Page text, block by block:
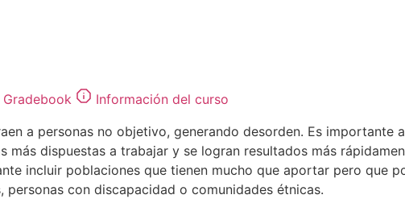
Gradebook
Información del curso
a personas no objetivo, generando desorden. Es
más dispuestas a trabajar y se logran resultados más
incluir poblaciones que tienen mucho que aportar pero que
con discapacidad o comunidades étnicas.